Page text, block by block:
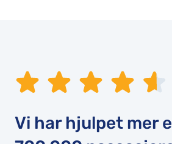
Vi har hjulpet mer